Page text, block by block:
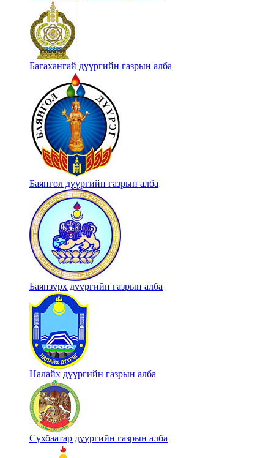
Багахангай дүүргийн газрын алба
Баянгол дүүргийн газрын алба
Баянзүрх дүүргийн газрын алба
Налайх дүүргийн газрын алба
Сүхбаатар дүүргийн газрын алба